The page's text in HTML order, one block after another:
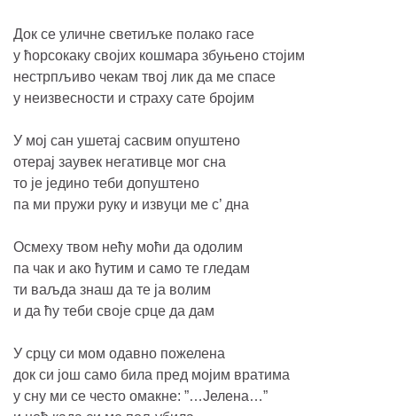
Док се уличне светиљке полако гасе
у ћорсокаку својих кошмара збуњено стојим
нестрпљиво чекам твој лик да ме спасе
у неизвесности и страху сате бројим
У мој сан ушетај сасвим опуштено
отерај заувек негативце мог сна
то је једино теби допуштено
па ми пружи руку и извуци ме с’ дна
Осмеху твом нећу моћи да одолим
па чак и ако ћутим и само те гледам
ти ваљда знаш да те ја волим
и да ћу теби своје срце да дам
У срцу си мом одавно пожелена
док си још само била пред мојим вратима
у сну ми се често омакне: ”…Јелена…”